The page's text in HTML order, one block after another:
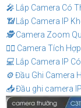
️🎤️
Lắp Camera Có
📶 Lắp Camera IP
🕵️Camera Zoom
🧛‍♀️ Camera Tích Hợp
💻 Lắp Camera IP
⚙️Đầu Ghi Camera
📥Đầu ghi camera IP